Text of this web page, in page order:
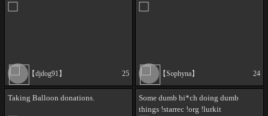
【djdog91】 25 【Sophyna】 24
Taking Balloon donations.
Some dumb bi*ch doing dumb
things !starrec !org !lurkit